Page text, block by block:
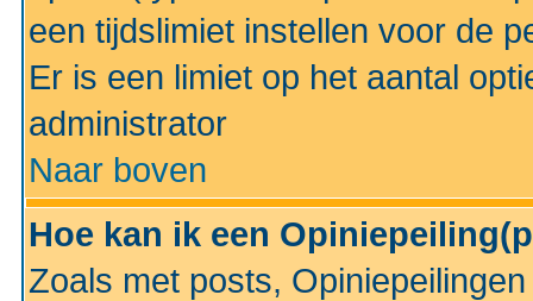
een tijdslimiet instellen voor de
Er is een limiet op het aantal
administrator
Naar boven
Hoe kan ik een
Zoals met posts,